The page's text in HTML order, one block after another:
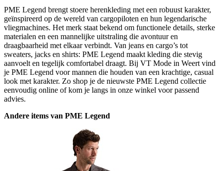
PME Legend brengt stoere herenkleding met een robuust karakter,
geïnspireerd op de wereld van cargopiloten en hun legendarische
vliegmachines. Het merk staat bekend om functionele details, sterke
materialen en een mannelijke uitstraling die avontuur en
draagbaarheid met elkaar verbindt. Van jeans en cargo’s tot
sweaters, jacks en shirts: PME Legend maakt kleding die stevig
aanvoelt en tegelijk comfortabel draagt. Bij VT Mode in Weert vind
je PME Legend voor mannen die houden van een krachtige, casual
look met karakter. Zo shop je de nieuwste PME Legend collectie
eenvoudig online of kom je langs in onze winkel voor passend
advies.
Andere items van PME Legend